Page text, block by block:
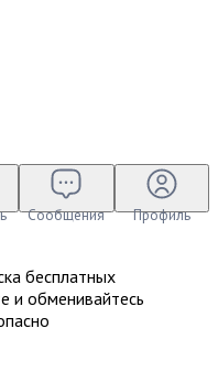
Сообщения Профиль
бесплатных
и обменивайтесь